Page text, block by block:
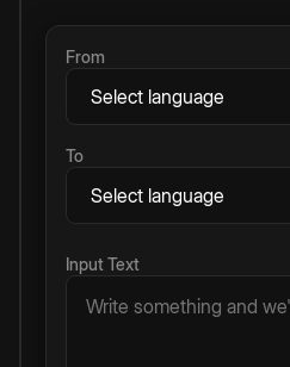
From
To
Input Text